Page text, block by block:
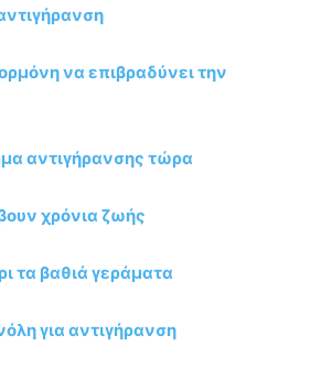
να επιβραδύνει την
αντιγήρανσης τώρα
χρόνια ζωής
τα βαθιά γεράματα
για αντιγήρανση